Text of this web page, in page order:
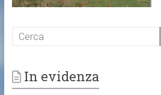
In evidenza